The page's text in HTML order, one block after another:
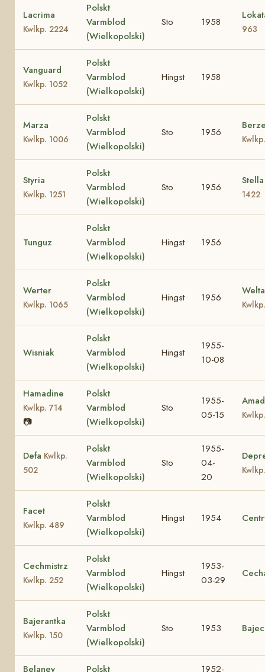
Lacrima
Kwlkp. 2224
Polskt
Varmblod
(Wielkopolski)
Sto 1958
963
Vanguard
Kwlkp. 1052
Polskt
Varmblod
(Wielkopolski)
Hingst 1958
Marza
Kwlkp. 1006
Polskt
Varmblod
(Wielkopolski)
Sto 1956
Styria
Kwlkp. 1251
Polskt
Varmblod
(Wielkopolski)
Sto 1956
1422
Tunguz
Polskt
Varmblod
(Wielkopolski)
Hingst 1956
Werter
Kwlkp. 1065
Polskt
Varmblod
(Wielkopolski)
Hingst 1956
Wisniak
Polskt
Varmblod
(Wielkopolski)
Hingst
1955-
10-08
Hamadine
Kwlkp. 714
📷
Polskt
Varmblod
(Wielkopolski)
Sto
1955-
05-15
Defa Kwlkp.
502
Polskt
Varmblod
(Wielkopolski)
Sto
1955-
04-
20
Facet
Kwlkp. 489
Polskt
Varmblod
(Wielkopolski)
Hingst 1954
Cechmistrz
Kwlkp. 252
Polskt
Varmblod
(Wielkopolski)
Hingst
1953-
03-29
Bajerantka
Kwlkp. 150
Polskt
Varmblod
(Wielkopolski)
Sto 1953
Belaney
Polskt
1952-